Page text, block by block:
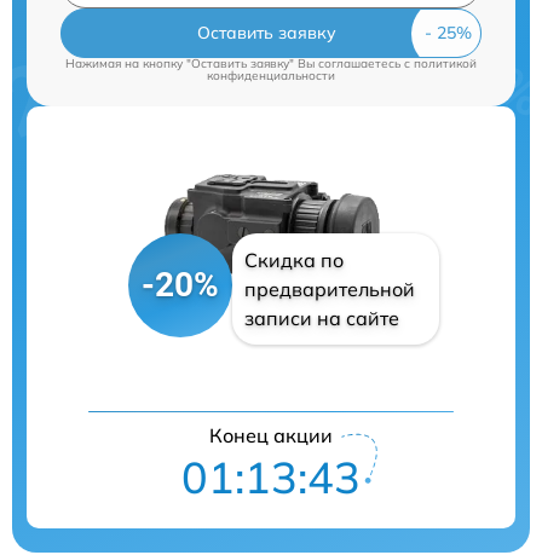
Оставить заявку
Нажимая на кнопку "Оставить заявку" Вы соглашаетесь cполитикой
конфиденциальности
-20%
Скидка по
предварительной
записи на сайте
Конец акции
01:13:42